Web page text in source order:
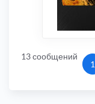
13 сообщений
1